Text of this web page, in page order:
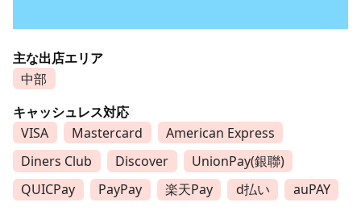
主な出店エリア
中部
キャッシュレス対応
VISA
Mastercard
American Express
Diners Club
Discover
UnionPay(銀聯)
QUICPay
PayPay 楽天Pay d払い auPAY